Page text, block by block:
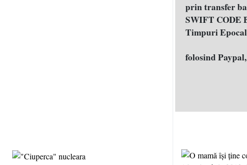
prin transfer
SWIFT CODE
Timpuri
folosind